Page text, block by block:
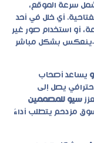
سرعة الموقع،
أي خلل في أحد
أو استخدام صور غير
بشكل مباشر
يساعد أصحاب
يصل إلى
سيو للمصممين
مزدحم يتطلب أداءً